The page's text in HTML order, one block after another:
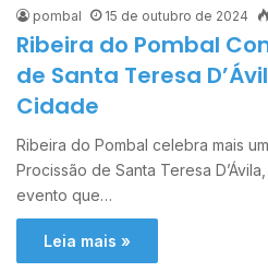
pombal 15 de outubro de 2024
Ribeira do Pombal
de Santa Teresa
Cidade
Ribeira do Pombal celebra mais
Procissão de Santa Teresa
evento que…
Leia mais »